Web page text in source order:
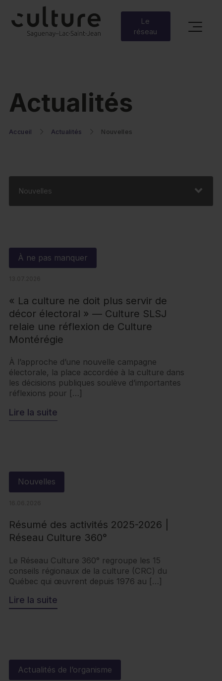
Le
réseau
Actualités
Accueil Actualités Nouvelles
Nouvelles
À ne pas manquer
« La culture ne doit plus servir de
décor électoral » — Culture SLSJ
relaie une réflexion de Culture
Montérégie
À l’approche d’une nouvelle campagne
électorale, la place accordée à la culture dans
les décisions publiques soulève d’importantes
réflexions pour […]
Lire la suite
Nouvelles
Résumé des activités 2025-2026 |
Réseau Culture 360°
Le Réseau Culture 360° regroupe les 15
conseils régionaux de la culture (CRC) du
Québec qui œuvrent depuis 1976 au […]
Lire la suite
Actualités de l’organisme